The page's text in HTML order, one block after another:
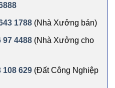
1788 (Nhà Xưởng bán)
97 4488 (Nhà Xưởng cho
108 629 (Đất Công Nghiệp